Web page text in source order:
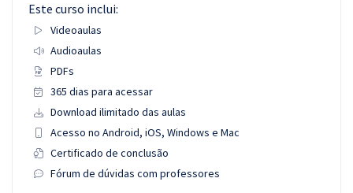
Este curso inclui:
Videoaulas
Audioaulas
PDFs
365 dias para acessar
Download ilimitado das aulas
Acesso no Android, iOS, Windows e Mac
Certificado de conclusão
Fórum de dúvidas com professores